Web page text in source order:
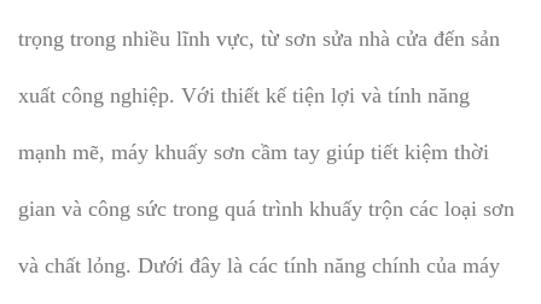
trọng trong nhiều lĩnh vực, từ sơn sửa nhà cửa đến sản
xuất công nghiệp. Với thiết kế tiện lợi và tính năng
mạnh mẽ, máy khuấy sơn cầm tay giúp tiết kiệm thời
gian và công sức trong quá trình khuấy trộn các loại sơn
và chất lỏng. Dưới đây là các tính năng chính của máy